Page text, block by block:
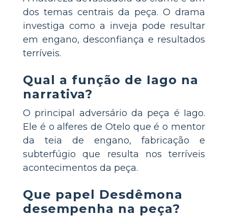
dos temas centrais da peça. O drama
investiga como a inveja pode resultar
em engano, desconfiança e resultados
terríveis.
Qual a função de Iago na
narrativa?
O principal adversário da peça é Iago.
Ele é o alferes de Otelo que é o mentor
da teia de engano, fabricação e
subterfúgio que resulta nos terríveis
acontecimentos da peça.
Que papel Desdêmona
desempenha na peça?